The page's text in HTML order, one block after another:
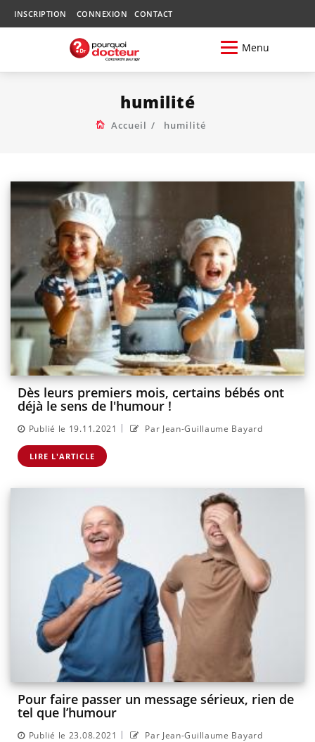
INSCRIPTION CONNEXION CONTACT
Menu
humilité
Accueil humilité
Dès leurs premiers mois, certains bébés ont
déjà le sens de l'humour !
Publié le 19.11.2021 | Par Jean-Guillaume Bayard
LIRE L'ARTICLE
Pour faire passer un message sérieux, rien de
tel que l’humour
Publié le 23.08.2021 | Par Jean-Guillaume Bayard